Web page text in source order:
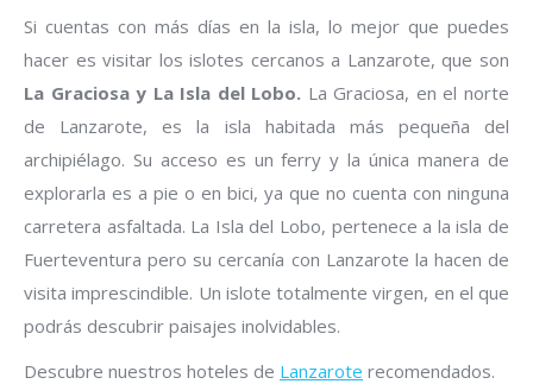
Si cuentas con más días en la isla, lo mejor que puedes
hacer es visitar los islotes cercanos a Lanzarote, que son
La Graciosa y La Isla del Lobo. La Graciosa, en el norte
de Lanzarote, es la isla habitada más pequeña del
archipiélago. Su acceso es un ferry y la única manera de
explorarla es a pie o en bici, ya que no cuenta con ninguna
carretera asfaltada. La Isla del Lobo, pertenece a la isla de
Fuerteventura pero su cercanía con Lanzarote la hacen de
visita imprescindible. Un islote totalmente virgen, en el que
podrás descubrir paisajes inolvidables.
Descubre nuestros hoteles de Lanzarote recomendados.